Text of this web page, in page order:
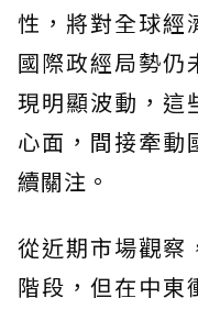
性，將對全球經
國際政經局勢仍
現明顯波動，這
心面，間接牽動
續關注。
從近期市場觀察
階段，但在中東